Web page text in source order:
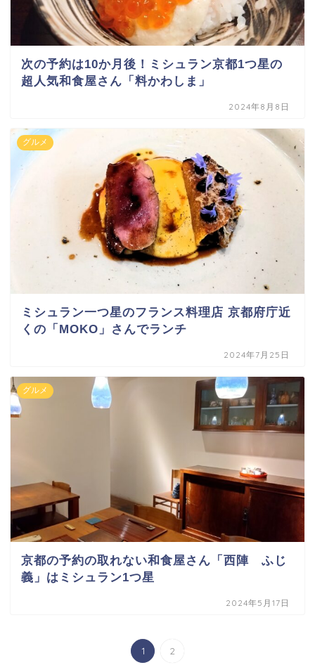
次の予約は10か月後！ミシュラン京都1つ星の
超人気和食屋さん「料かわしま」
2024年8月8日
グルメ
ミシュラン一つ星のフランス料理店 京都府庁近
くの「MOKO」さんでランチ
2024年7月25日
グルメ
京都の予約の取れない和食屋さん「西陣 ふじ
義」はミシュラン1つ星
2024年5月17日
1 2